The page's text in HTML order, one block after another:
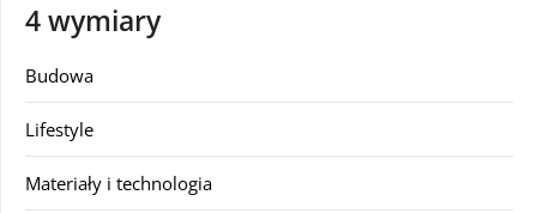
4 wymiary
Budowa
Lifestyle
Materiały i technologia